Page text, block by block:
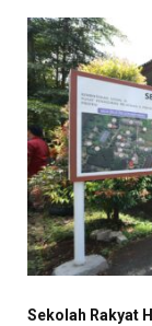
Sekolah Rakyat